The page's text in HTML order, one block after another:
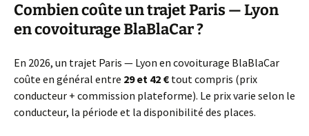
Combien coûte un trajet Paris — Lyon
en covoiturage BlaBlaCar ?
En 2026, un trajet Paris — Lyon en covoiturage BlaBlaCar
coûte en général entre 29 et 42 € tout compris (prix
conducteur + commission plateforme). Le prix varie selon le
conducteur, la période et la disponibilité des places.